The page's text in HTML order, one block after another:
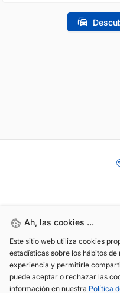
Ah, las cookies ...
Este sitio web utiliza cookies
estadísticas sobre los hábitos
experiencia y permitirle
puede aceptar o rechazar las
información en nuestra Política